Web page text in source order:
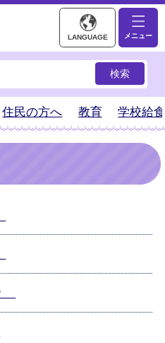
棚倉町ホームページ
LANGUAGE メニュー
住民の方へ 教育 学校給